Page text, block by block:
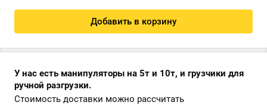
Добавить в корзину
У нас есть манипуляторы на 5т и 10т, и грузчики для
ручной разгрузки.
Стоимость доставки можно рассчитать